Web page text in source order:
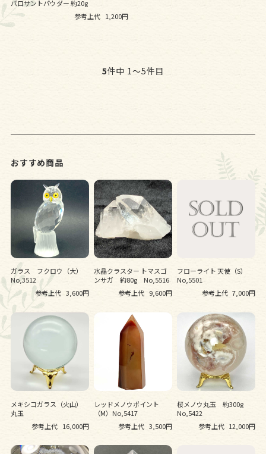
パロサントパウダー 約20g
参考上代 1,200円
5件中 1〜5件目
おすすめ商品
ガラス フクロウ（大）
No,3512
参考上代 3,600円
水晶クラスター トマスゴ
ンサガ 約80g No,5516
参考上代 9,600円
フローライト 天使（S）
No,5501
参考上代 7,000円
メキシコガラス（火山）
丸玉
参考上代 16,000円
レッドメノウポイント
（M）No,5417
参考上代 3,500円
桜メノウ丸玉 約300g
No,5422
参考上代 12,000円